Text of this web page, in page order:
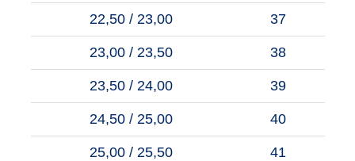
22,50 / 23,00 37
23,00 / 23,50 38
23,50 / 24,00 39
24,50 / 25,00 40
25,00 / 25,50 41